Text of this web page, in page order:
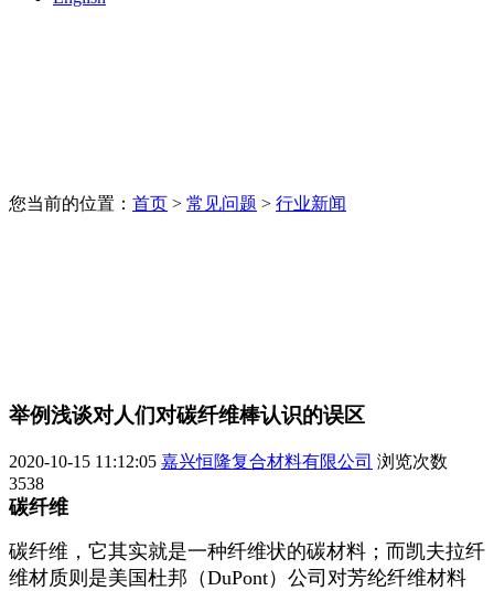
您当前的位置： 首页 > 常见问题 > 行业新闻
举例浅谈对人们对碳纤维棒认识的误区
2020-10-15 11:12:05 嘉兴恒隆复合材料有限公司 浏览次数
3538
碳纤维
碳纤维，它其实就是一种纤维状的碳材料；而凯夫拉纤
维材质则是美国杜邦（DuPont）公司对芳纶纤维材料